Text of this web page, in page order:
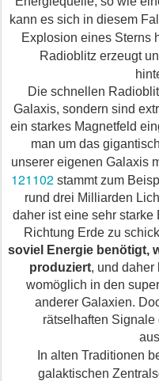
kann es sich in diesem
Explosion eines Sterns
Radioblitz erzeugt
Die schnellen
Galaxis, sondern sind
ein starkes Magnetfeld
man um das
unserer eigenen Galaxis
121102 stammt zum
rund drei Milliarden
daher ist eine sehr starke
Richtung Erde zu
soviel Energie benötigt,
produziert, und daher
womöglich in den
anderer Galaxien.
rätselhaften
In alten Traditionen
galaktischen